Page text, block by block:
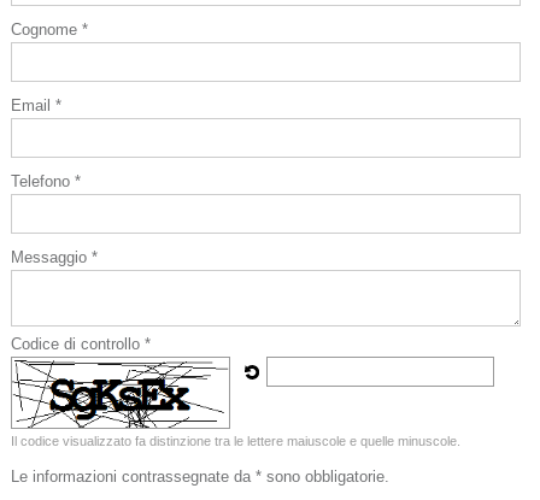
Cognome *
Email *
Telefono *
Messaggio *
Codice di controllo *
Il codice visualizzato fa distinzione tra le lettere maiuscole e quelle minuscole.
Le informazioni contrassegnate da * sono obbligatorie.